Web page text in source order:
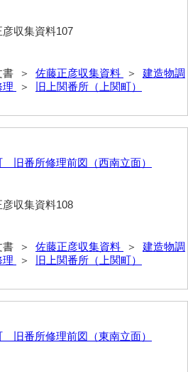
秋芳町）
史料
防府市）
防府市）
彦収集資料107
書 ＞ 佐藤正彦収集資料 ＞ 建造物調
理
＞ 旧上関番所（上関町）
旧番所修理前図（西南立面）
彦収集資料108
書 ＞ 佐藤正彦収集資料 ＞ 建造物調
理
＞ 旧上関番所（上関町）
旧番所修理前図（東南立面）